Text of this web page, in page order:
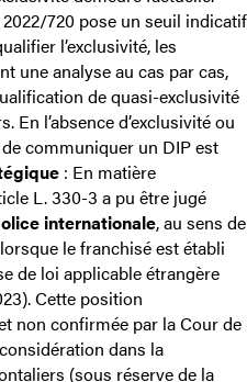
720 pose un seuil indicatif
l’exclusivité, les
une analyse au cas par cas,
de quasi-exclusivité
l’absence d’exclusivité ou
communiquer un DIP est
: En matière
L. 330-3 a pu être jugé
internationale, au sens de
le franchisé est établi
de loi applicable étrangère
). Cette position
non confirmée par la Cour de
dans la
(sous réserve de la